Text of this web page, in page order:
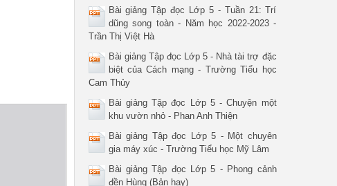
Bài giảng Tập đọc Lớp 5 - Tuần 21: Trí
dũng song toàn - Năm học 2022-2023 -
Trần Thị Việt Hà
Bài giảng Tập đọc Lớp 5 - Nhà tài trợ đặc
biệt của Cách mạng - Trường Tiểu học
Cam Thủy
Bài giảng Tập đọc Lớp 5 - Chuyện một
khu vườn nhỏ - Phan Anh Thiện
Bài giảng Tập đọc Lớp 5 - Một chuyên
gia máy xúc - Trường Tiểu học Mỹ Lâm
Bài giảng Tập đọc Lớp 5 - Phong cảnh
đền Hùng (Bản hay)